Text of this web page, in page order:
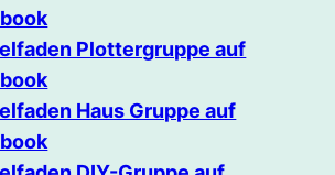
Plottergruppe auf
Haus Gruppe auf